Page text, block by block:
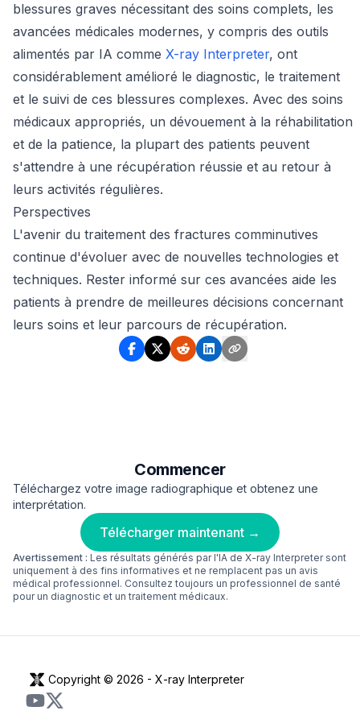
blessures graves nécessitant des soins complets, les
avancées médicales modernes, y compris des outils
alimentés par IA comme X-ray Interpreter, ont
considérablement amélioré le diagnostic, le traitement
et le suivi de ces blessures complexes. Avec des soins
médicaux appropriés, un dévouement à la réhabilitation
et de la patience, la plupart des patients peuvent
s'attendre à une récupération réussie et au retour à
leurs activités régulières.
Perspectives
L'avenir du traitement des fractures comminutives
continue d'évoluer avec de nouvelles technologies et
techniques. Rester informé sur ces avancées aide les
patients à prendre de meilleures décisions concernant
leurs soins et leur parcours de récupération.
Commencer
Téléchargez votre image radiographique et obtenez une
interprétation.
Télécharger maintenant →
Avertissement : Les résultats générés par l'IA de X-ray Interpreter sont
uniquement à des fins informatives et ne remplacent pas un avis
médical professionnel. Consultez toujours un professionnel de santé
pour un diagnostic et un traitement médicaux.
Copyright © 2026 - X-ray Interpreter